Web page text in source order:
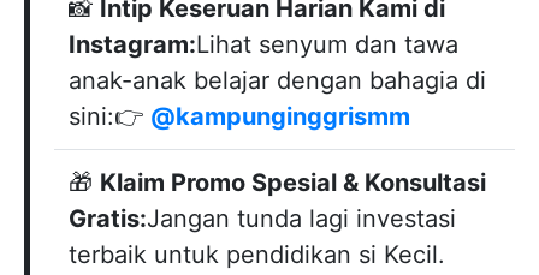
terbaik untuk pendidikan si Kecil.
Kunjungi website kami sekarang:👉
kampunginggrismm.com
Bersama Kampung Inggris MM, mari kita bangun
generasi cerdas, kreatif, dan percaya diri melangkah
ke panggung dunia!